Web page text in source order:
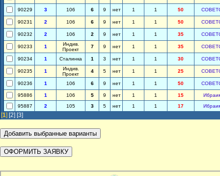
90229 3 106 6 9 нет 1 1 50
90231 2 106 6 9 нет 1 1 50
90232 2 106 2 9 нет 1 1 35
90233 1
Индив.
Проект
7 9 нет 1 1 35
90234 1 Сталинка 1 3 нет 1 1 30
90235 1
Индив.
Проект
4 5 нет 1 1 25
90236 1 106 6 9 нет 1 1 50
95886 1 106 5 9 нет 1 1 15
95887
2 105 3 5 нет 1 1 17
[1] [2] [3]